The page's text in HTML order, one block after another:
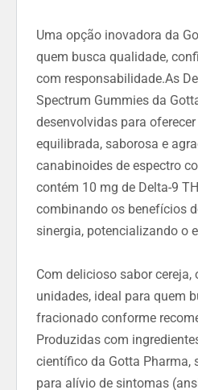
Uma opção inovadora da
quem busca qualidade,
com responsabilidade.As
Spectrum Gummies da
desenvolvidas para
equilibrada, saborosa e
canabinoides de espectro
contém 10 mg de Delta-9
combinando os benefícios
sinergia, potencializando o
Com delicioso sabor
unidades, ideal para quem
fracionado conforme
Produzidas com
científico da Gotta Pharma,
para alívio de sintomas